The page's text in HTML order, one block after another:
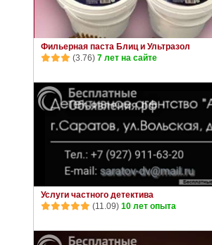
Фильерная паста Блиц и Ультразол
(3.76) 7 лет на сайте
Услуги частного детектива
(11.09) 10 лет опыта